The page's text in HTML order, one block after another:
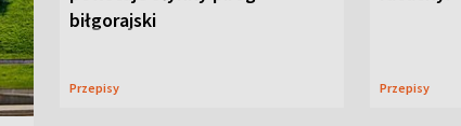
biłgorajski
Przepisy Przepisy